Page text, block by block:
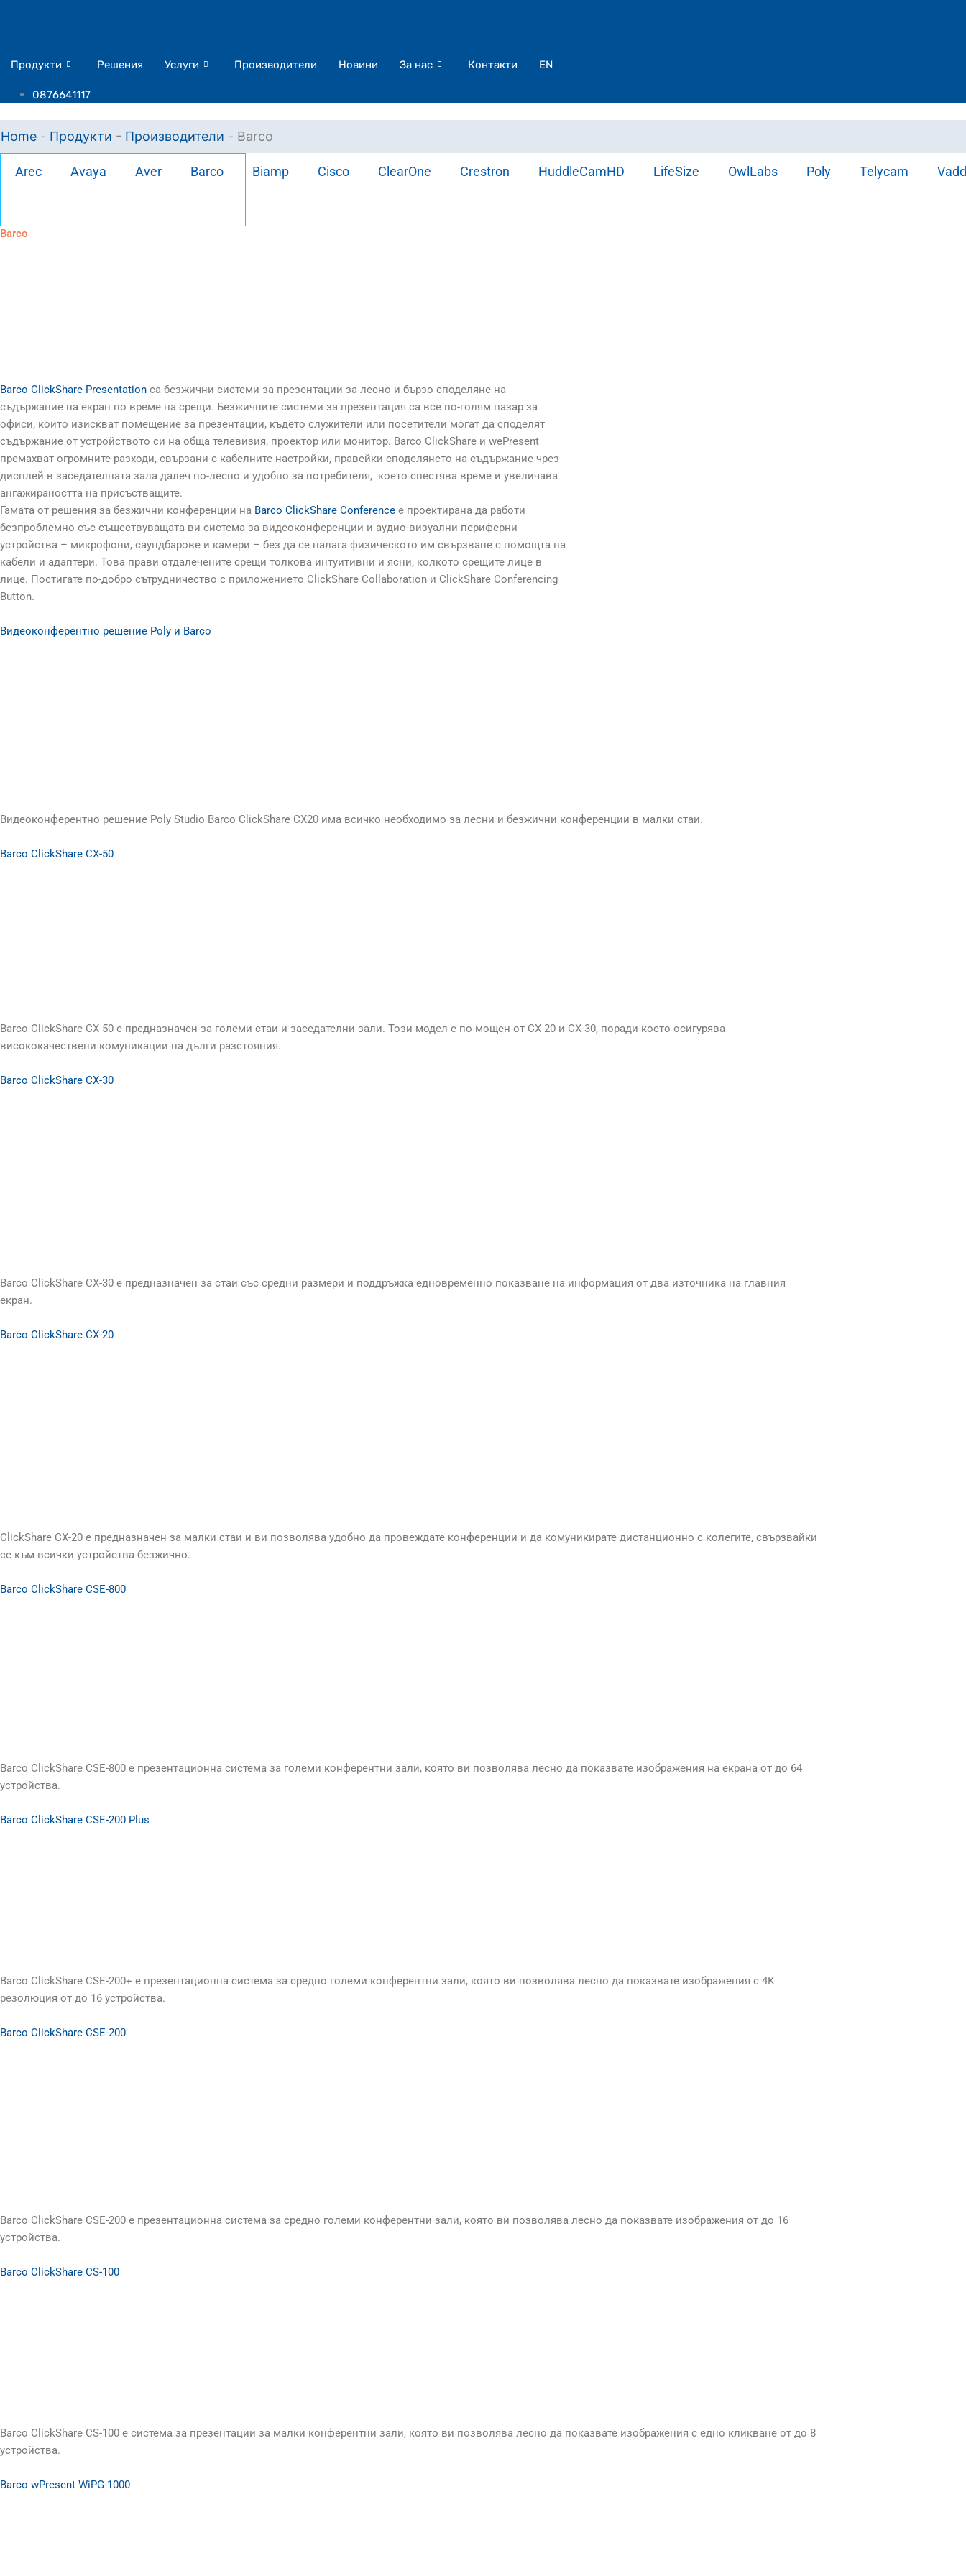
Продукти Решения Услуги Производители Новини За нас Контакти EN
0876641117
Home - Продукти - Производители - Barco
Arec Avaya Aver Barco Biamp Cisco ClearOne Crestron HuddleCamHD LifeSize OwlLabs Poly Telycam
Barco
Barco ClickShare Presentation са безжични системи за презентации за лесно и бързо споделяне на
съдържание на екран по време на срещи. Безжичните системи за презентация са все по-голям пазар за
офиси, които изискват помещение за презентации, където служители или посетители могат да споделят
съдържание от устройството си на обща телевизия, проектор или монитор. Barco ClickShare и wePresent
премахват огромните разходи, свързани с кабелните настройки, правейки споделянето на съдържание чрез
дисплей в заседателната зала далеч по-лесно и удобно за потребителя, което спестява време и увеличава
ангажираността на присъстващите.
Гамата от решения за безжични конференции на Barco ClickShare Conference е проектирана да работи
безпроблемно със съществуващата ви система за видеоконференции и аудио-визуални периферни
устройства – микрофони, саундбарове и камери – без да се налага физическото им свързване с помощта на
кабели и адаптери. Това прави отдалечените срещи толкова интуитивни и ясни, колкото срещите лице в
лице. Постигате по-добро сътрудничество с приложението ClickShare Collaboration и ClickShare Conferencing
Button.
Видеоконферентно решение Poly и Barco
Видеоконферентно решение Poly Studio Barco ClickShare CX20 има всичко необходимо за лесни и безжични конференции в малки стаи.
Barco ClickShare CX-50
Barco ClickShare CX-50 е предназначен за големи стаи и заседателни зали. Този модел е по-мощен от CX-20 и CX-30, поради което осигурява
висококачествени комуникации на дълги разстояния.
Barco ClickShare CX-30
Barco ClickShare CX-30 е предназначен за стаи със средни размери и поддръжка едновременно показване на информация от два източника на главния
екран.
Barco ClickShare CX-20
ClickShare CX-20 е предназначен за малки стаи и ви позволява удобно да провеждате конференции и да комуникирате дистанционно с колегите, свързвайки
се към всички устройства безжично.
Barco ClickShare CSE-800
Barco ClickShare CSE-800 е презентационна система за големи конферентни зали, която ви позволява лесно да показвате изображения на екрана от до 64
устройства.
Barco ClickShare CSE-200 Plus
Barco ClickShare CSE-200+ е презентационна система за средно големи конферентни зали, която ви позволява лесно да показвате изображения с 4К
резолюция от до 16 устройства.
Barco ClickShare CSE-200
Barco ClickShare CSE-200 е презентационна система за средно големи конферентни зали, която ви позволява лесно да показвате изображения от до 16
устройства.
Barco ClickShare CS-100
Barco ClickShare CS-100 е система за презентации за малки конферентни зали, която ви позволява лесно да показвате изображения с едно кликване от до 8
устройства.
Barco wPresent WiPG-1000